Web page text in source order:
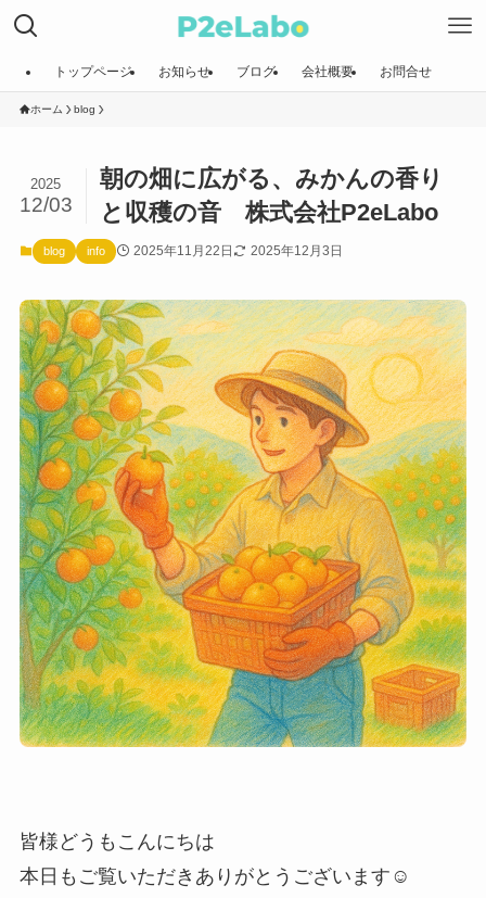
トップページ お知らせ ブログ 会社概要 お問合せ
ホーム blog
朝の畑に広がる、みかんの香り
と収穫の音 株式会社P2eLabo
2025
12/03
blog info 2025年11月22日 2025年12月3日
皆様どうもこんにちは
本日もご覧いただきありがとうございます☺️